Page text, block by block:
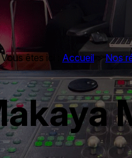
Vous êtes ici : Accueil > Nos